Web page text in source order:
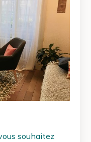
souhaitez